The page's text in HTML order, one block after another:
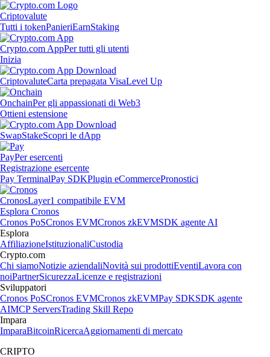
Criptovalute
Tutti i tokenPanieriEarnStaking
Crypto.com AppPer tutti gli utenti
Inizia
CriptovaluteCarta prepagata VisaLevel Up
OnchainPer gli appassionati di Web3
Ottieni estensione
SwapStakeScopri le dApp
PayPer esercenti
Registrazione esercente
Pay TerminalPay SDKPlugin eCommercePronostici
CronosLayer1 compatibile EVM
Esplora Cronos
Cronos PoSCronos EVMCronos zkEVMSDK agente AI
Esplora
AffiliazioneIstituzionaliCustodia
Crypto.com
Chi siamoNotizie aziendaliNovità sui prodottiEventiLavora con
noiPartnerSicurezzaLicenze e registrazioni
Sviluppatori
Cronos PoSCronos EVMCronos zkEVMPay SDKSDK agente
AIMCP ServersTrading Skill Repo
Impara
ImparaBitcoinRicercaAggiornamenti di mercato
CRIPTO